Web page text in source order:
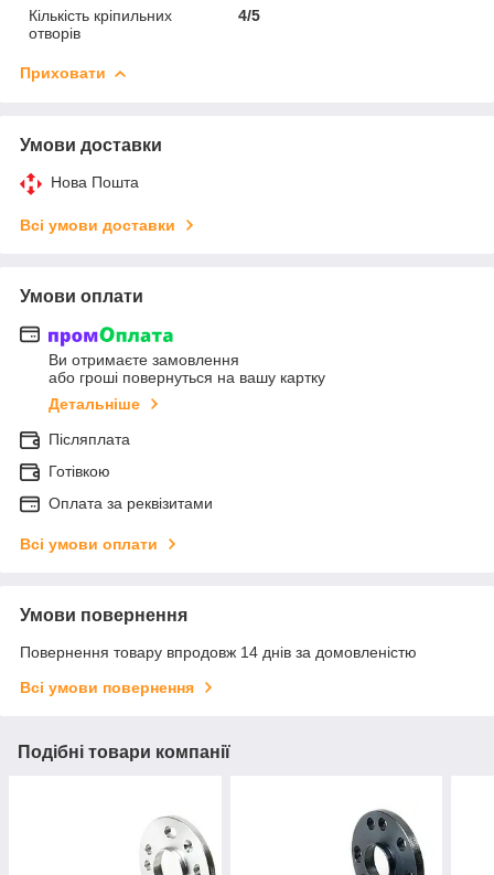
Кількість кріпильних
отворів
4/5
Приховати
Умови доставки
Нова Пошта
Всі умови доставки
Умови оплати
Ви отримаєте замовлення
або гроші повернуться на вашу картку
Детальніше
Післяплата
Готівкою
Оплата за реквізитами
Всі умови оплати
Умови повернення
Повернення товару впродовж 14 днів за домовленістю
Всі умови повернення
Подібні товари компанії